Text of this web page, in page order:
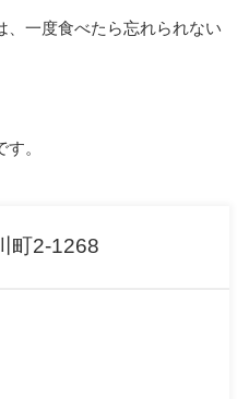
、一度食べたら忘れられない
。
町2-1268